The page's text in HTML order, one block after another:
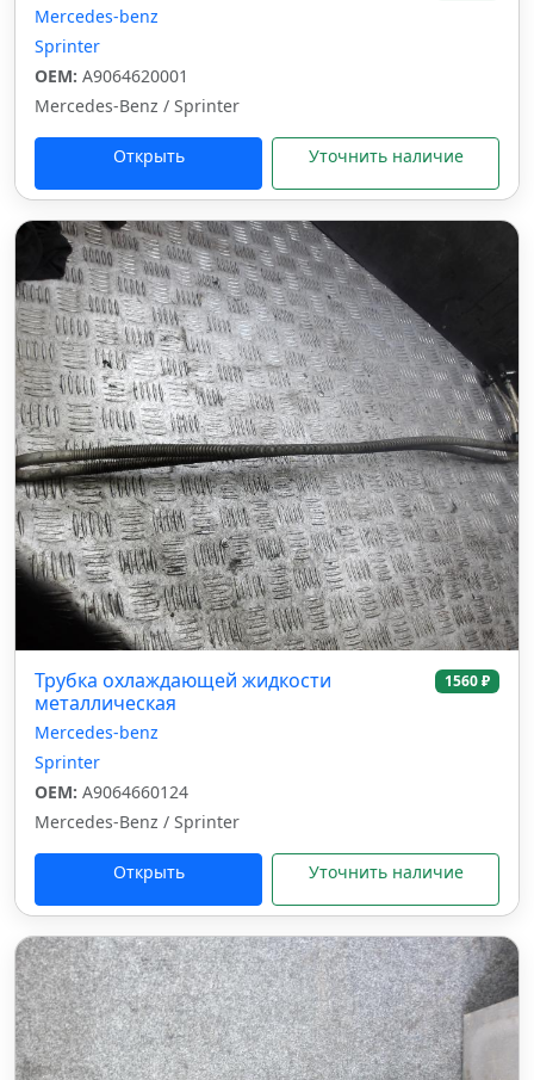
Mercedes-benz
Sprinter
OEM: A9064620001
Mercedes-Benz / Sprinter
Открыть Уточнить наличие
Трубка охлаждающей жидкости
металлическая
1560 ₽
Mercedes-benz
Sprinter
OEM: A9064660124
Mercedes-Benz / Sprinter
Открыть Уточнить наличие